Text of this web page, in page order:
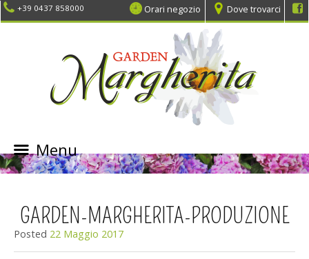
+39 0437 858000 Orari negozio Dove trovarci
Menu
SKIP
GARDEN-MARGHERITA-PRODUZIONE
Posted 22 Maggio 2017